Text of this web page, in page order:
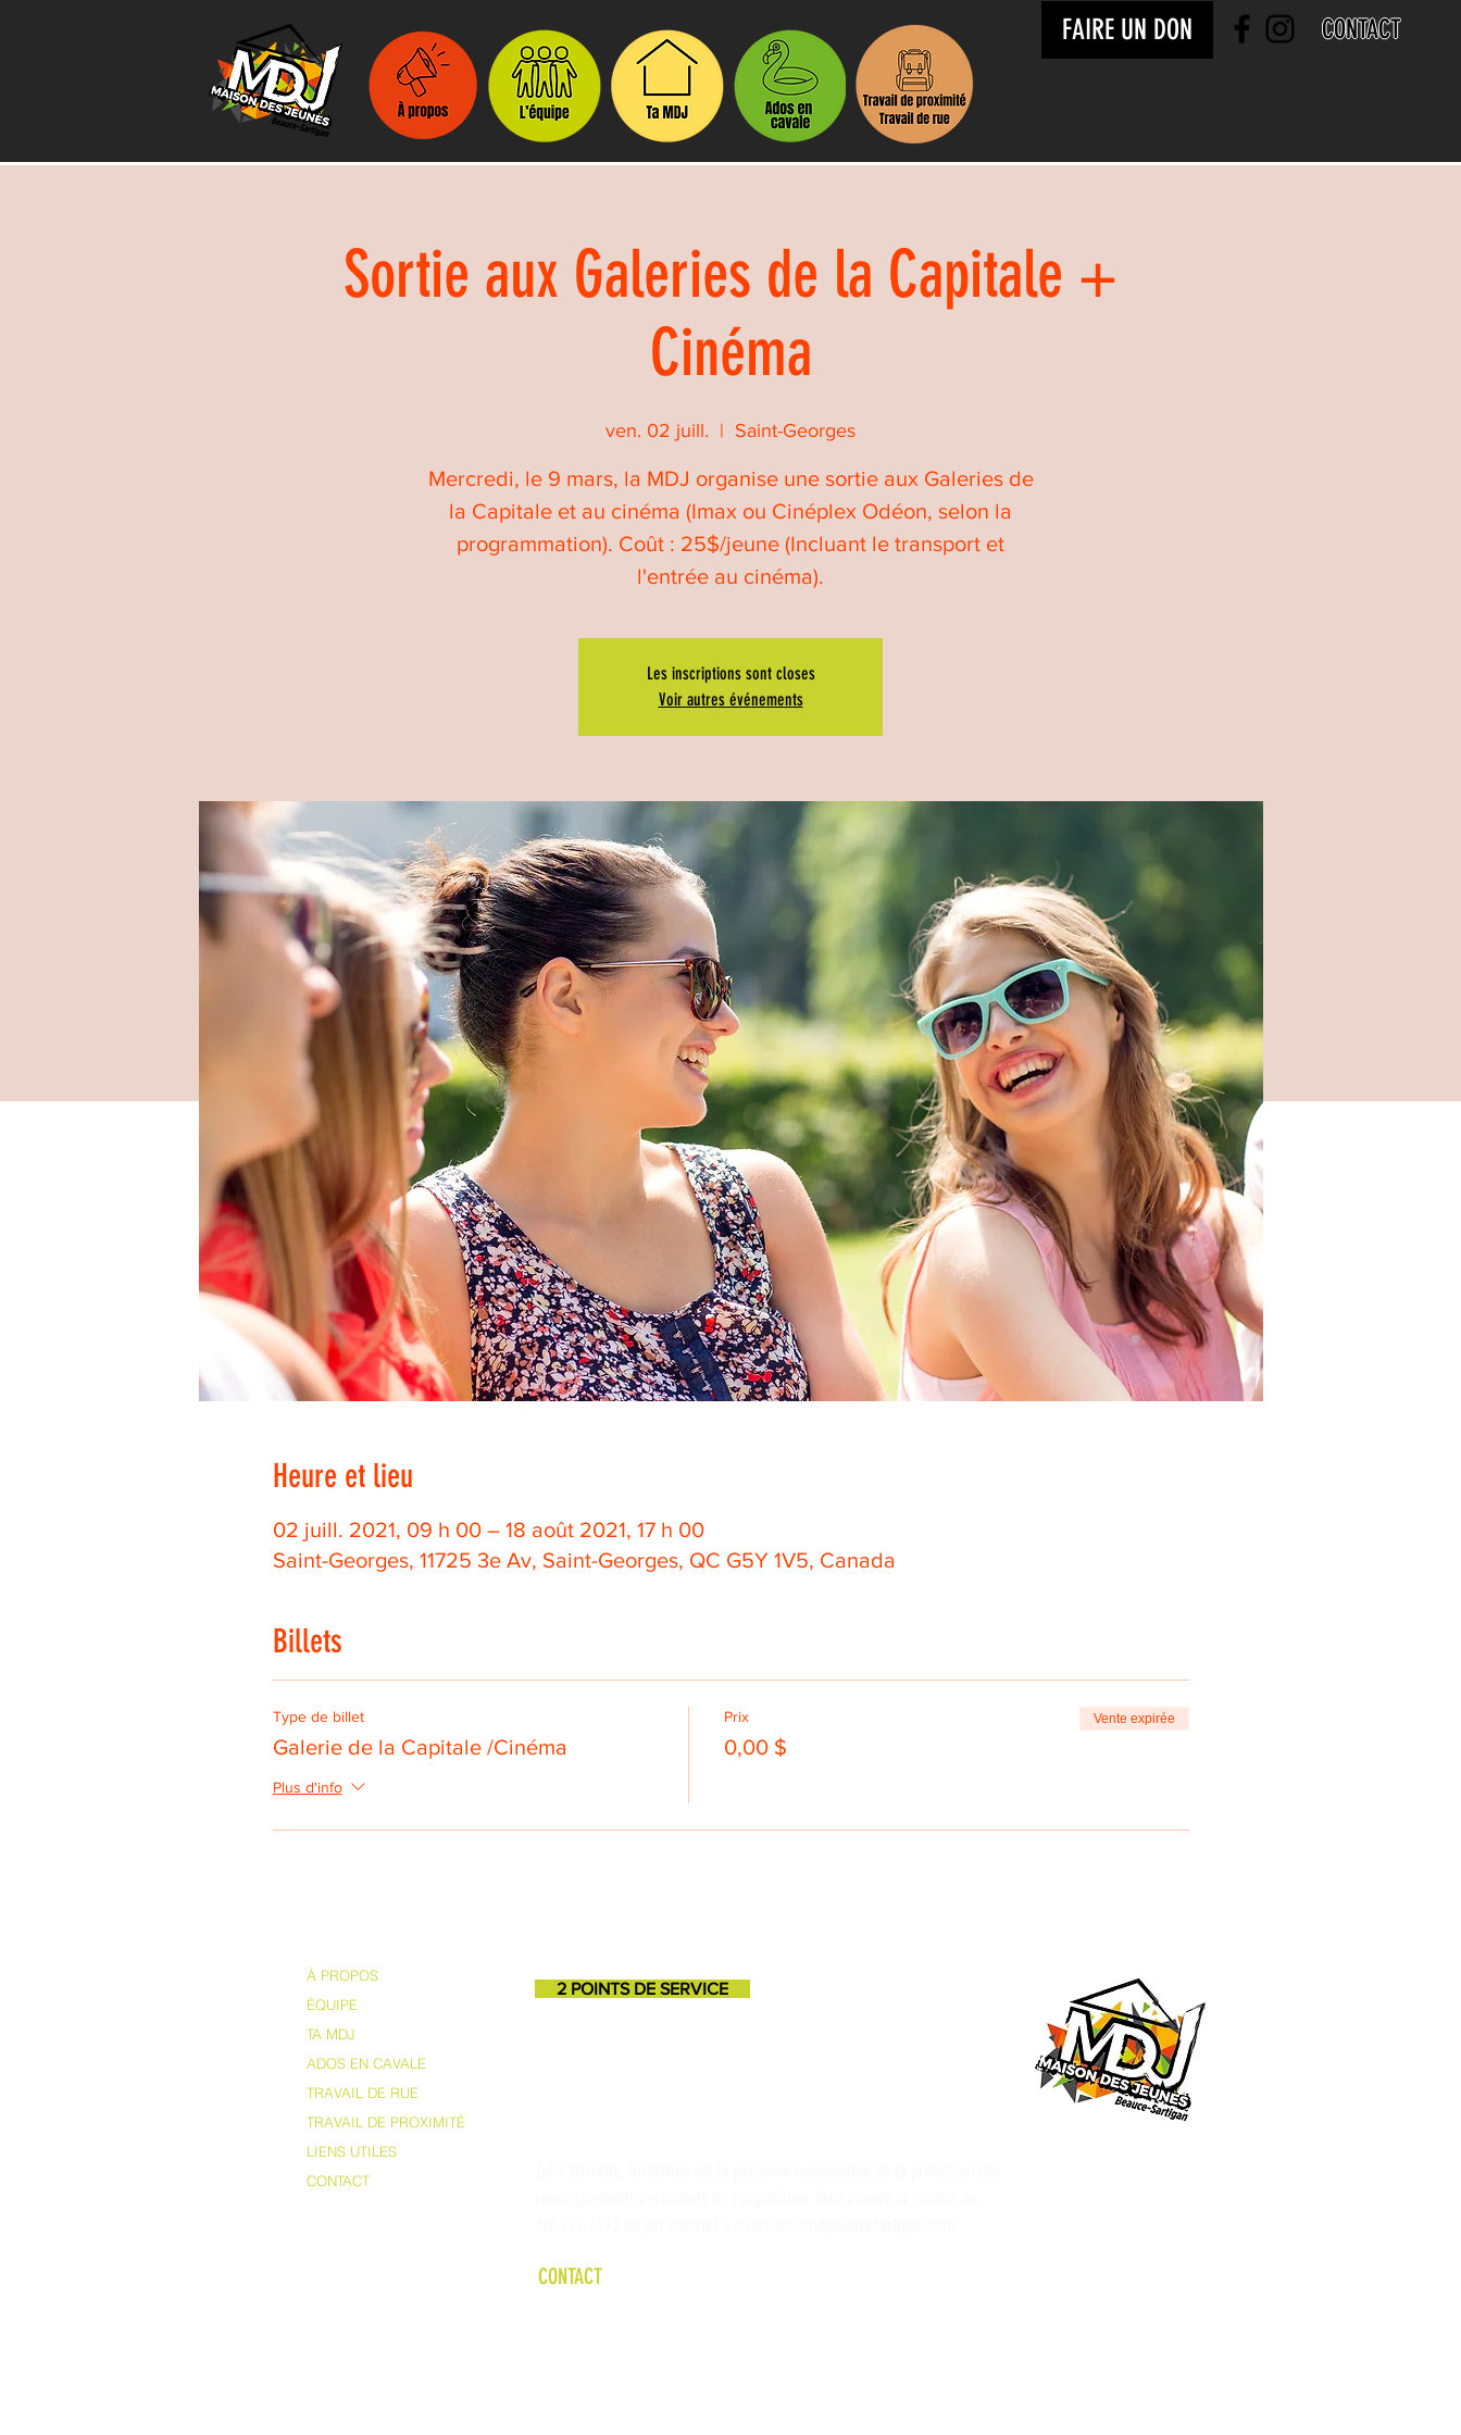
FAIRE UN DON CONTACT
Sortie aux Galeries de la Capitale +
Cinéma
ven. 02 juill.
  |
Saint-Georges
Mercredi, le 9 mars, la MDJ organise une sortie aux Galeries de
la Capitale et au cinéma (Imax ou Cinéplex Odéon, selon la
programmation). Coût : 25$/jeune (Incluant le transport et
l'entrée au cinéma).
Les inscriptions sont closes
Voir autres événements
Heure et lieu
02 juill. 2021, 09 h 00 – 18 août 2021, 17 h 00
Saint-Georges, 11725 3e Av, Saint-Georges, QC G5Y 1V5, Canada
Billets
Type de billet
Galerie de la Capitale /Cinéma
Plus d'info
Prix
0,00 $
Vente expirée
À PROPOS
ÉQUIPE
TA MDJ
ADOS EN CAVALE
TRAVAIL DE RUE
TRAVAIL DE PROXIMITÉ
LIENS UTILES
CONTACT
2 POINTS DE SERVICE
CONTACT